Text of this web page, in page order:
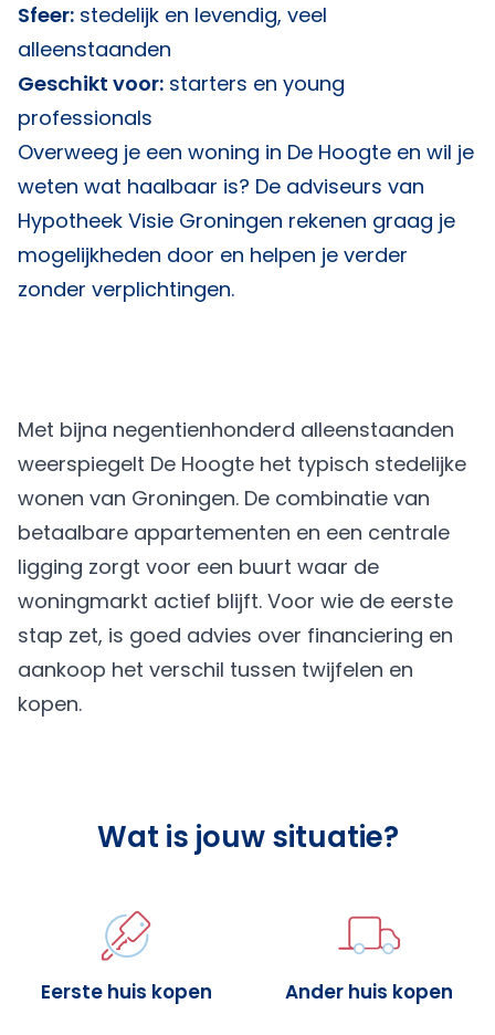
Sfeer: stedelijk en levendig, veel
alleenstaanden
Geschikt voor: starters en young
professionals
Overweeg je een woning in De Hoogte en wil je
weten wat haalbaar is? De adviseurs van
Hypotheek Visie Groningen rekenen graag je
mogelijkheden door en helpen je verder
zonder verplichtingen.
Met bijna negentienhonderd alleenstaanden
weerspiegelt De Hoogte het typisch stedelijke
wonen van Groningen. De combinatie van
betaalbare appartementen en een centrale
ligging zorgt voor een buurt waar de
woningmarkt actief blijft. Voor wie de eerste
stap zet, is goed advies over financiering en
aankoop het verschil tussen twijfelen en
kopen.
Wat is jouw situatie?
Eerste huis kopen Ander huis kopen